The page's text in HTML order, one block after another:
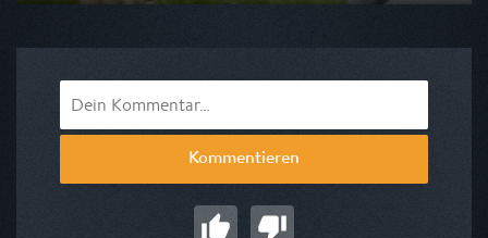
Ausgestrahlt von VOX
Kommentieren